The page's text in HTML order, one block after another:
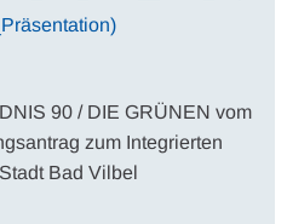
90 / DIE GRÜNEN vom
zum Integrierten
Bad Vilbel